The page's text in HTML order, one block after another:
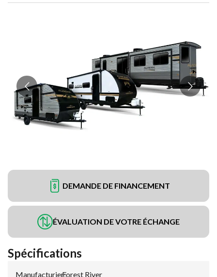
DEMANDE DE FINANCEMENT
ÉVALUATION DE VOTRE ÉCHANGE
Spécifications
Manufacturier:
Forest River